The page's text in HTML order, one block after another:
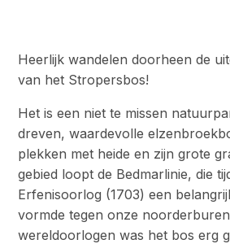
Heerlijk wandelen doorheen de
van het Stropersbos!
Het is een niet te missen
dreven, waardevolle
plekken met heide en zijn grote
gebied loopt de Bedmarlinie, die
Erfenisoorlog (1703) een
vormde tegen onze
wereldoorlogen was het bos erg